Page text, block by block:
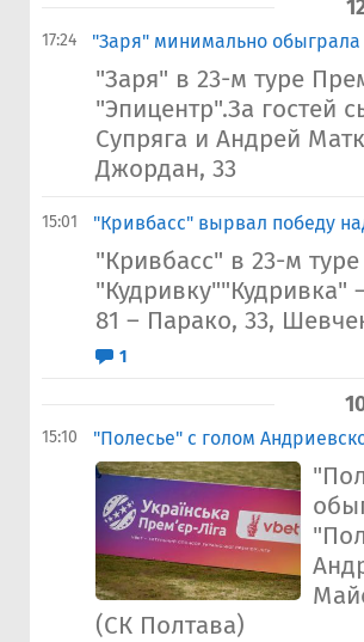
17:24 "Заря" минимально
"Заря" в 23-м туре
"Эпицентр".За гостей
Супряга и Андрей
Джордан, 33
15:01 "Кривбасс" вырвал победу
"Кривбасс" в 23-м
"Кудривку""Кудривка"
81 – Парако, 33,
1
15:10 "Полесье" с голом
(СК Полтава)